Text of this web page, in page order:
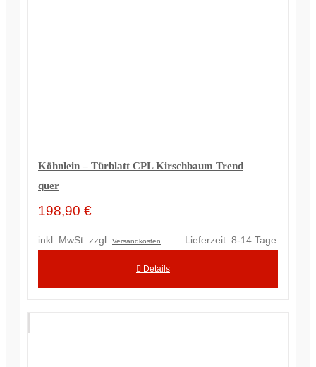
Köhnlein – Türblatt CPL Kirschbaum Trend
quer
198,90 €
inkl. MwSt. zzgl. Versandkosten Lieferzeit: 8-14 Tage
Details